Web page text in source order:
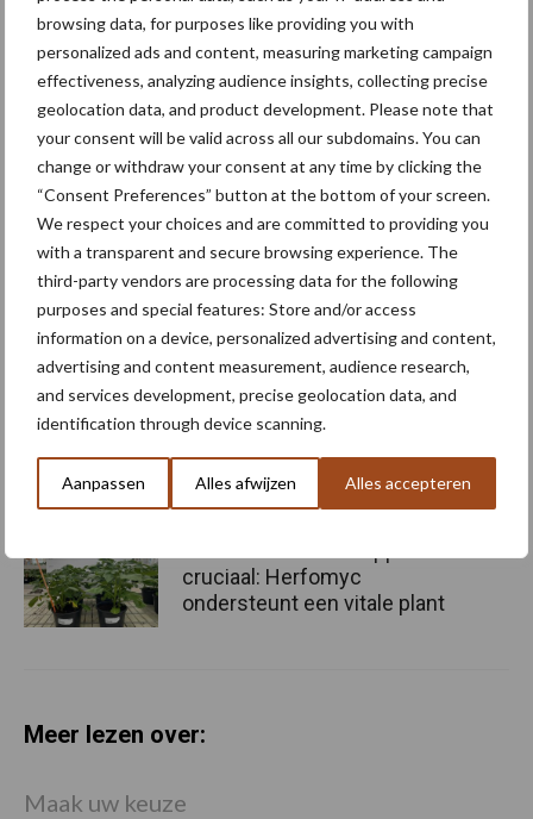
browsing data, for purposes like providing you with
personalized ads and content, measuring marketing campaign
effectiveness, analyzing audience insights, collecting precise
geolocation data, and product development. Please note that
your consent will be valid across all our subdomains. You can
change or withdraw your consent at any time by clicking the
“Consent Preferences” button at the bottom of your screen.
We respect your choices and are committed to providing you
with a transparent and secure browsing experience. The
third-party vendors are processing data for the following
purposes and special features: Store and/or access
information on a device, personalized advertising and content,
advertising and content measurement, audience research,
and services development, precise geolocation data, and
identification through device scanning.
Aanpassen Alles afwijzen Alles accepteren
Dit is een artikel uit de Akkerbouwkrant. Wil je deze thuis
ontvangen? Klik hier.
Tekst en beeld: Martin de Vries
Meer artikelen over aardappelrassen
NEPG-areaal
consumptieaardappelen
daalt met 11 procent
Aardappel blijft troef, maar
vraagt blijvende promotie
cruciaal: Herfomyc
ondersteunt een vitale plant
Meer lezen over:
Maak uw keuze